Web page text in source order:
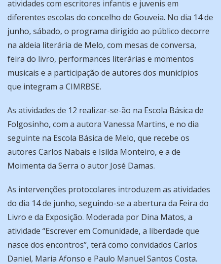
atividades com escritores infantis e juvenis em
diferentes escolas do concelho de Gouveia. No dia 14 de
junho, sábado, o programa dirigido ao público decorre
na aldeia literária de Melo, com mesas de conversa,
feira do livro, performances literárias e momentos
musicais e a participação de autores dos municípios
que integram a CIMRBSE.
As atividades de 12 realizar-se-ão na Escola Básica de
Folgosinho, com a autora Vanessa Martins, e no dia
seguinte na Escola Básica de Melo, que recebe os
autores Carlos Nabais e Isilda Monteiro, e a de
Moimenta da Serra o autor José Damas.
As intervenções protocolares introduzem as atividades
do dia 14 de junho, seguindo-se a abertura da Feira do
Livro e da Exposição. Moderada por Dina Matos, a
atividade “Escrever em Comunidade, a liberdade que
nasce dos encontros”, terá como convidados Carlos
Daniel, Maria Afonso e Paulo Manuel Santos Costa.